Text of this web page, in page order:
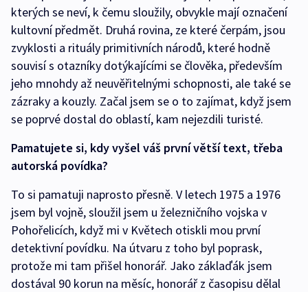
kterých se neví, k čemu sloužily, obvykle mají označení
kultovní předmět. Druhá rovina, ze které čerpám, jsou
zvyklosti a rituály primitivních národů, které hodně
souvisí s otazníky dotýkajícími se člověka, především
jeho mnohdy až neuvěřitelnými schopnosti, ale také se
zázraky a kouzly. Začal jsem se o to zajímat, když jsem
se poprvé dostal do oblastí, kam nejezdili turisté.
Pamatujete si, kdy vyšel váš první větší text, třeba
autorská povídka?
To si pamatuji naprosto přesně. V letech 1975 a 1976
jsem byl vojně, sloužil jsem u železničního vojska v
Pohořelicích, když mi v Květech otiskli mou první
detektivní povídku. Na útvaru z toho byl poprask,
protože mi tam přišel honorář. Jako záklaďák jsem
dostával 90 korun na měsíc, honorář z časopisu dělal